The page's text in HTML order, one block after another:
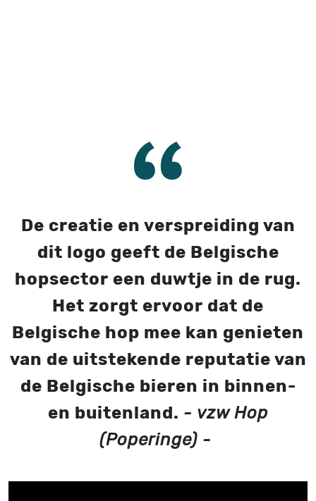
De creatie en verspreiding van
dit logo geeft de Belgische
hopsector een duwtje in de rug.
Het zorgt ervoor dat de
Belgische hop mee kan genieten
van de uitstekende reputatie van
de Belgische bieren in binnen-
en buitenland. - vzw Hop
(Poperinge) -